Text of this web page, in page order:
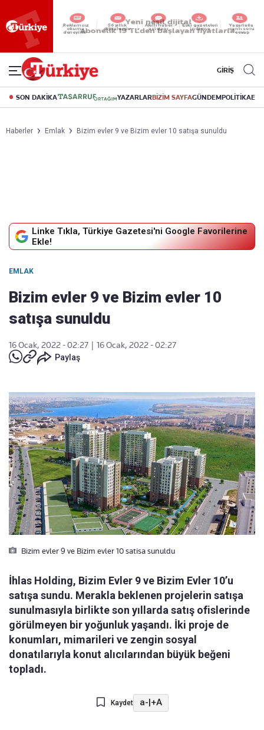
Reklamsız
okuma
deneyimi
56 yıllık
dijital arşiv
Akıllı haber
asistanı
Eski gazeteleri
indirme
Yazarlarla
canlı soru
cevap
GİRİŞ
SON DAKİKA YAZARLARBİZİM SAYFAGÜNDEMPOLİTİKA
Haberler Emlak Bizim evler 9 ve Bizim evler 10 satışa sunuldu
Linke Tıkla, Türkiye Gazetesi'ni Google Favorilerine
Ekle!
EMLAK
Bizim evler 9 ve Bizim evler 10
satışa sunuldu
16 Ocak, 2022 - 02:27
16 Ocak, 2022 - 02:27
Paylaş
Bizim evler 9 ve Bizim evler 10 satisa sunuldu
İhlas Holding, Bizim Evler 9 ve Bizim Evler 10’u
satışa sundu. Merakla beklenen projelerin satışa
sunulmasıyla birlikte son yıllarda satış ofislerinde
görülmeyen bir yoğunluk yaşandı. İki proje de
konumları, mimarileri ve zengin sosyal
donatılarıyla konut alıcılarından büyük beğeni
topladı.
Kaydet a-|+A